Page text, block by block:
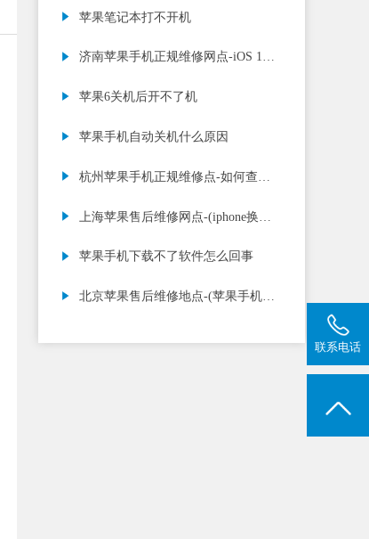
苹果笔记本打不开机
济南苹果手机正规维修网点-iOS 13.3
苹果6关机后开不了机
苹果手机自动关机什么原因
杭州苹果手机正规维修点-如何查询
上海苹果售后维修网点-(iphone换一
苹果手机下载不了软件怎么回事
北京苹果售后维修地点-(苹果手机没
联系电话